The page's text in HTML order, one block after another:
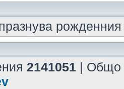
2141051 | Общо